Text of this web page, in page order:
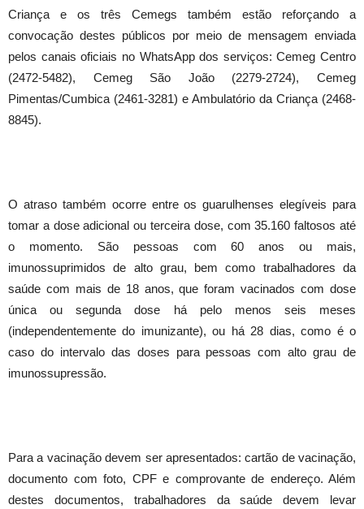
Criança e os três Cemegs também estão reforçando a
convocação destes públicos por meio de mensagem enviada
pelos canais oficiais no WhatsApp dos serviços: Cemeg Centro
(2472-5482), Cemeg São João (2279-2724), Cemeg
Pimentas/Cumbica (2461-3281) e Ambulatório da Criança (2468-
8845).
O atraso também ocorre entre os guarulhenses elegíveis para
tomar a dose adicional ou terceira dose, com 35.160 faltosos até
o momento. São pessoas com 60 anos ou mais,
imunossuprimidos de alto grau, bem como trabalhadores da
saúde com mais de 18 anos, que foram vacinados com dose
única ou segunda dose há pelo menos seis meses
(independentemente do imunizante), ou há 28 dias, como é o
caso do intervalo das doses para pessoas com alto grau de
imunossupressão.
Para a vacinação devem ser apresentados: cartão de vacinação,
documento com foto, CPF e comprovante de endereço. Além
destes documentos, trabalhadores da saúde devem levar